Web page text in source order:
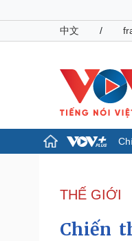
中文
/
Đảng
Tổ chức nhân sự
Quốc hội
Nhận diện sự
THẾ GIỚI
Chiến